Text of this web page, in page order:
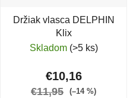
Držiak vlasca DELPHIN
Klix
Skladom (>5 ks)
€10,16
€11,95 (–14 %)